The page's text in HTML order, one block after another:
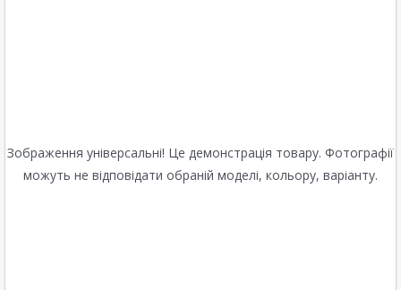
Зображення універсальні! Це демонстрація товару. Фотографії
можуть не відповідати обраній моделі, кольору, варіанту.